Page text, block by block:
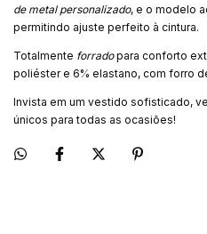
de metal personalizado, e o modelo
permitindo ajuste perfeito à cintura.
Totalmente forradopara conforto
poliéster e 6% elastano, com forro
Invista em um vestido sofisticado,
únicos para todas as ocasiões!